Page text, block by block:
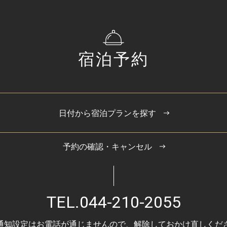
宿泊予約
日付から宿泊プランを探す
予約の確認・キャンセル
TEL.044-210-2055
設定はお電話が通じませんので、 解除しておかけ直しくだ